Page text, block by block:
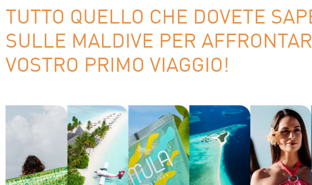
TUTTO QUELLO CHE DOVETE
SULLE MALDIVE PER
VOSTRO PRIMO VIAGGIO!